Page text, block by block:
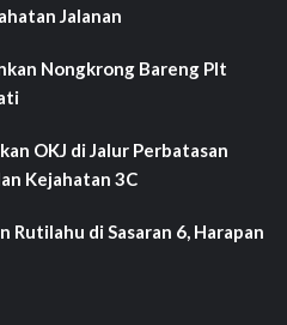
Jalanan
Nongkrong Bareng Plt
OKJ di Jalur Perbatasan
Kejahatan 3C
di Sasaran 6, Harapan